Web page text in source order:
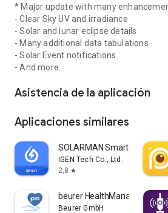
Mira nuestro video de YouTube:
Busca en YouTube videos, sitios web y
creados por nuestros entusiastas
Consulta las preguntas frecuentes:
* Major update with many
- Clear Sky UV and irradiance
- Solar and lunar eclipse details
- Many additional data tabulations
- Solar Event notifications
- And more...
Asistencia de la aplicación
Aplicaciones similares
SOLARMAN Smart
IGEN Tech Co., Ltd.
2,8 star
beurer HealthManager Pro
Beurer GmbH